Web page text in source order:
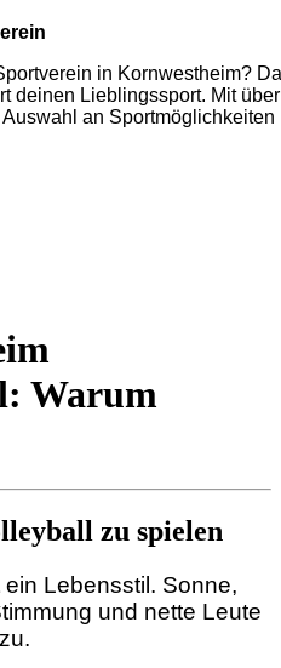
in Kornwestheim?
deinen Lieblingssport. Mit
an
Warum
zu spielen
Lebensstil. Sonne,
und nette Leute